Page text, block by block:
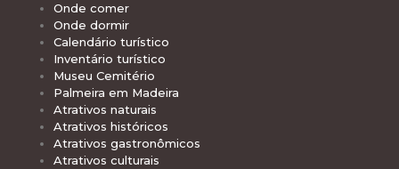
Onde comer
Onde dormir
Calendário turístico
Inventário turístico
Museu Cemitério
Palmeira em Madeira
Atrativos naturais
Atrativos históricos
Atrativos gastronômicos
Atrativos culturais